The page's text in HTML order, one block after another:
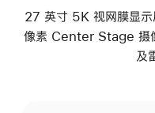
27 英寸 5K 视网膜显示
像素 Center Stage 摄像
及